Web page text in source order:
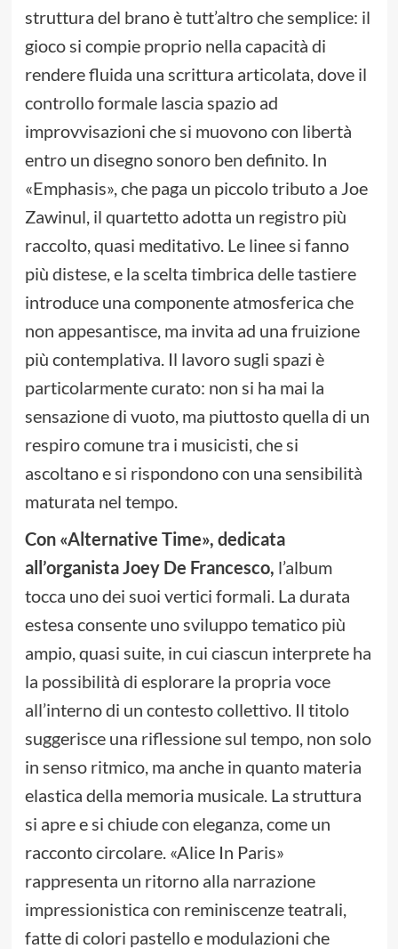
struttura del brano è tutt’altro che semplice: il
gioco si compie proprio nella capacità di
rendere fluida una scrittura articolata, dove il
controllo formale lascia spazio ad
improvvisazioni che si muovono con libertà
entro un disegno sonoro ben definito. In
«Emphasis», che paga un piccolo tributo a Joe
Zawinul, il quartetto adotta un registro più
raccolto, quasi meditativo. Le linee si fanno
più distese, e la scelta timbrica delle tastiere
introduce una componente atmosferica che
non appesantisce, ma invita ad una fruizione
più contemplativa. Il lavoro sugli spazi è
particolarmente curato: non si ha mai la
sensazione di vuoto, ma piuttosto quella di un
respiro comune tra i musicisti, che si
ascoltano e si rispondono con una sensibilità
maturata nel tempo.
Con «Alternative Time», dedicata
all’organista Joey De Francesco, l’album
tocca uno dei suoi vertici formali. La durata
estesa consente uno sviluppo tematico più
ampio, quasi suite, in cui ciascun interprete ha
la possibilità di esplorare la propria voce
all’interno di un contesto collettivo. Il titolo
suggerisce una riflessione sul tempo, non solo
in senso ritmico, ma anche in quanto materia
elastica della memoria musicale. La struttura
si apre e si chiude con eleganza, come un
racconto circolare. «Alice In Paris»
rappresenta un ritorno alla narrazione
impressionistica con reminiscenze teatrali,
fatte di colori pastello e modulazioni che